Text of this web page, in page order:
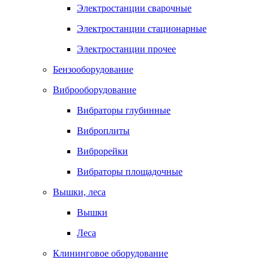
Электростанции сварочные
Электростанции стационарные
Электростанции прочее
Бензооборудование
Виброоборудование
Вибраторы глубинные
Виброплиты
Виброрейки
Вибраторы площадочные
Вышки, леса
Вышки
Леса
Клининговое оборудование